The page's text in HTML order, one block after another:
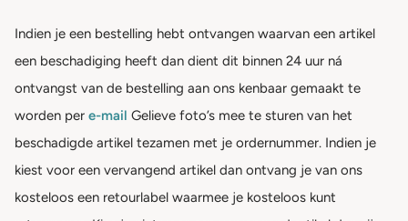
Indien je een bestelling hebt ontvangen waarvan een artikel
een beschadiging heeft dan dient dit binnen 24 uur ná
ontvangst van de bestelling aan ons kenbaar gemaakt te
worden per e-mail Gelieve foto’s mee te sturen van het
beschadigde artikel tezamen met je ordernummer. Indien je
kiest voor een vervangend artikel dan ontvang je van ons
kosteloos een retourlabel waarmee je kosteloos kunt